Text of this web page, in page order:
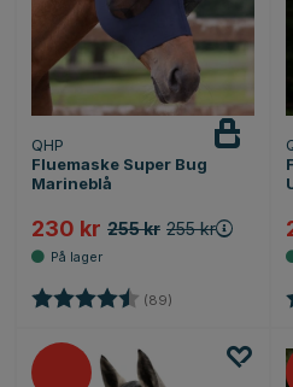
QHP
Fluemaske Super Bug
Marineblå
230 kr 255 kr 255 kr
Karakter: (89)